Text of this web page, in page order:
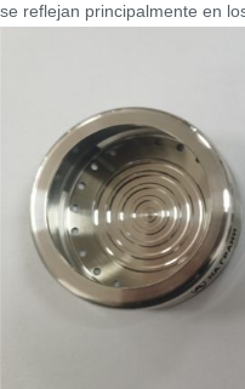
se reflejan principalmente en